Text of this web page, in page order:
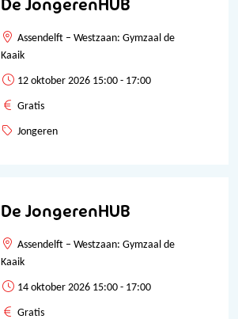
De JongerenHUB
Assendelft – Westzaan: Gymzaal de
Kaaik
12 oktober 2026 15:00 - 17:00
Gratis
Jongeren
De JongerenHUB
Assendelft – Westzaan: Gymzaal de
Kaaik
14 oktober 2026 15:00 - 17:00
Gratis